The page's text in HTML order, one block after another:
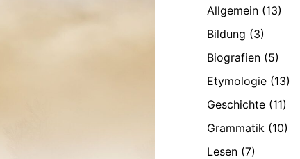
Allgemein (13)
Bildung (3)
Biografien (5)
Etymologie (13)
Geschichte (11)
Grammatik (10)
Lesen (7)